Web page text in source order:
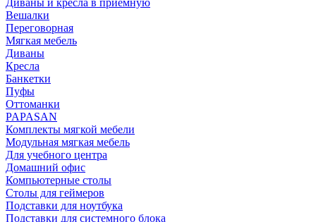
Диваны и кресла в приемную
Вешалки
Переговорная
Мягкая мебель
Диваны
Кресла
Банкетки
Пуфы
Оттоманки
PAPASAN
Комплекты мягкой мебели
Модульная мягкая мебель
Для учебного центра
Домашний офис
Компьютерные столы
Столы для геймеров
Подставки для ноутбука
Подставки для системного блока